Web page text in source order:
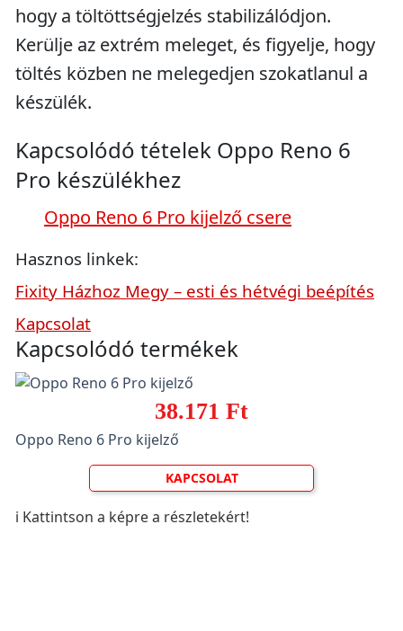
hogy a töltöttségjelzés stabilizálódjon.
Kerülje az extrém meleget, és figyelje, hogy
töltés közben ne melegedjen szokatlanul a
készülék.
Kapcsolódó tételek Oppo Reno 6
Pro készülékhez
Oppo Reno 6 Pro kijelző csere
Hasznos linkek:
Fixity Házhoz Megy – esti és hétvégi beépítés
Kapcsolat
Kapcsolódó termékek
38.171 Ft
Oppo Reno 6 Pro kijelző
KAPCSOLAT
ℹ️ Kattintson a képre a részletekért!